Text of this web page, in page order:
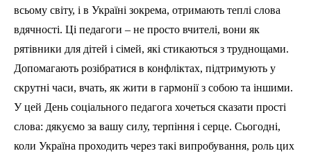
всьому світу, і в Україні зокрема, отримають теплі слова
вдячності. Ці педагоги – не просто вчителі, вони як
рятівники для дітей і сімей, які стикаються з труднощами.
Допомагають розібратися в конфліктах, підтримують у
скрутні часи, вчать, як жити в гармонії з собою та іншими.
У цей День соціального педагога хочеться сказати прості
слова: дякуємо за вашу силу, терпіння і серце. Сьогодні,
коли Україна проходить через такі випробування, роль цих